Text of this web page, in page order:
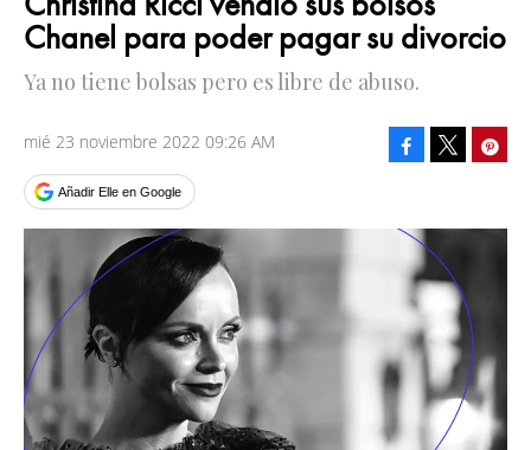
Chanel para poder pagar su divorcio
Ya no tiene bolsas pero es libre de abuso.
mié 23 noviembre 2022 09:26 AM
Añadir Elle en Google
Facebook